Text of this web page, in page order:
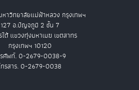
าวิทยาลัยแม่ฟ้าหลวง กรุงเทพฯ
127 อ.ปัญจภูมิ 2 ชั้น 7
ใต้ แขวงทุ่งมหาเมฆ เขตสาทร
กรุงเทพฯ 10120
ศัพท์. 0-2679-0038-9
ทรสาร. 0-2679-0038